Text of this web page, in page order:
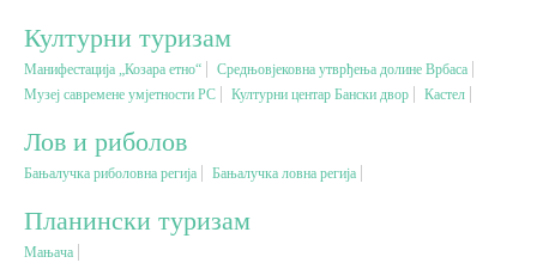
Лов и риболов
Сеоски туризам
Омладински туризам
Дестинације
Културни туризам
Манифестација „Козара етно“
Средњовјековна утврђења долине Врбаса
Музеј савремене умјетности РС
Културни центар Бански двор Кастел
Лов и риболов
Бањалучка риболовна регија Бањалучка ловна регија
Планински туризам
Мањача